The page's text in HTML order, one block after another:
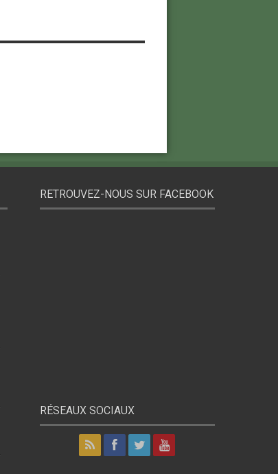
RETROUVEZ-NOUS SUR FACEBOOK
RÉSEAUX SOCIAUX